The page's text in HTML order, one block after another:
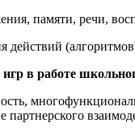
памяти, речи,
действий
в работе